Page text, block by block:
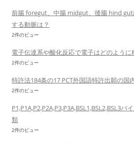
前腸 foregut、中腸 midgut、後腸 hind
する動脈は？
2件のビュー
電子伝達系や酸化反応で電子はどのよう
2件のビュー
特許法184条の17 PCT外国語特許出願の国
2件のビュー
P1,P1A,P2,P2A,P3,P3A,BSL1,BSL2,BSL3
類
2件のビュー